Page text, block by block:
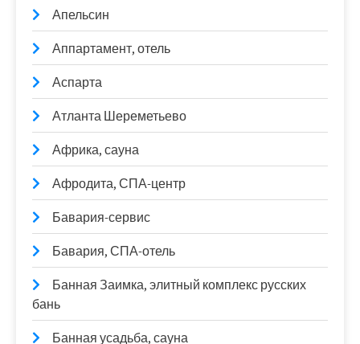
Апельсин
Аппартамент, отель
Аспарта
Атланта Шереметьево
Африка, сауна
Афродита, СПА-центр
Бавария-сервис
Бавария, СПА-отель
Банная Заимка, элитный комплекс русских
бань
Банная усадьба, сауна